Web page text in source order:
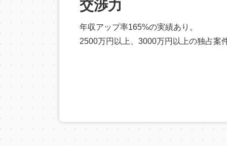
交渉力
年収アップ率165%の実績あり。
2500万円以上、3000万円以上の独占案